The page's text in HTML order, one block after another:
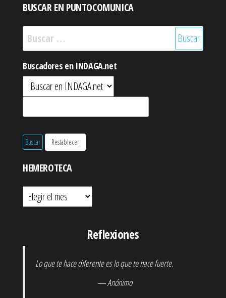
BUSCAR EN PUNTOCOMUNICA
Buscar:
Buscadores en INDAGA.net
HEMEROTECA
Hemeroteca
Reflexiones
Lo que te hace diferente es lo que te hace fuerte.
— Anónimo